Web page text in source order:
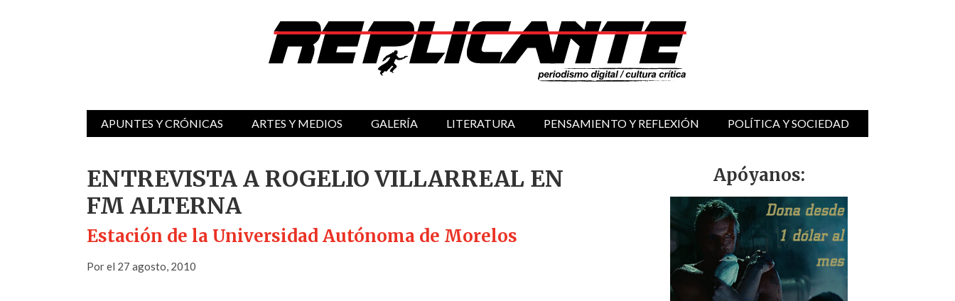
APUNTES Y CRÓNICAS ARTES Y MEDIOS GALERÍA LITERATURA PENSAMIENTO Y REFLEXIÓN POLÍTICA Y SOCIEDAD
ENTREVISTA A ROGELIO VILLARREAL EN
FM ALTERNA
Estación de la Universidad Autónoma de Morelos
Por el 27 agosto, 2010
Apóyanos: